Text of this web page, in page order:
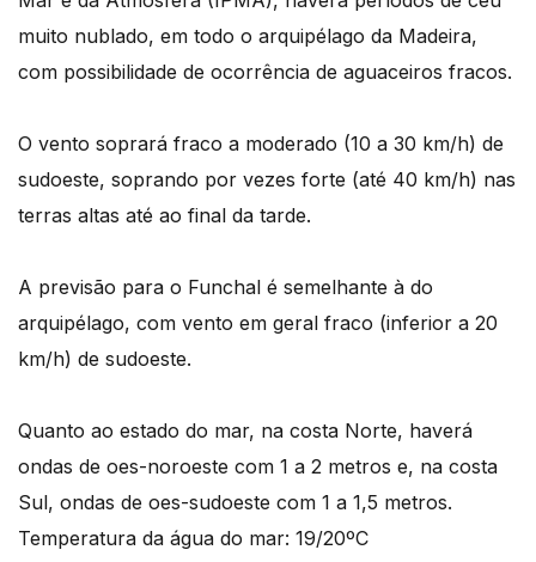
muito nublado, em todo o arquipélago da Madeira,
com possibilidade de ocorrência de aguaceiros fracos.
O vento soprará fraco a moderado (10 a 30 km/h) de
sudoeste, soprando por vezes forte (até 40 km/h) nas
terras altas até ao final da tarde.
A previsão para o Funchal é semelhante à do
arquipélago, com vento em geral fraco (inferior a 20
km/h) de sudoeste.
Quanto ao estado do mar, na costa Norte, haverá
ondas de oes-noroeste com 1 a 2 metros e, na costa
Sul, ondas de oes-sudoeste com 1 a 1,5 metros.
Temperatura da água do mar: 19/20ºC